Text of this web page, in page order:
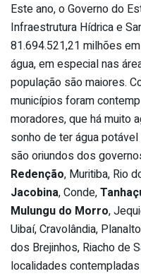
Este ano, o Governo do
Infraestrutura Hídrica e
81.694.521,21 milhões
água, em especial nas
população são maiores.
municípios foram
moradores, que há muito
sonho de ter água
são oriundos dos
Redenção, Muritiba, Rio
Jacobina, Conde,
Mulungu do Morro,
Uibaí, Cravolândia,
dos Brejinhos, Riacho de
localidades